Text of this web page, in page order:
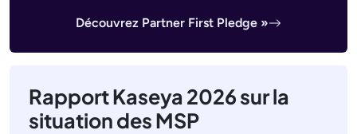
Découvrez Partner First Pledge »
Rapport Kaseya 2026 sur la
situation des MSP